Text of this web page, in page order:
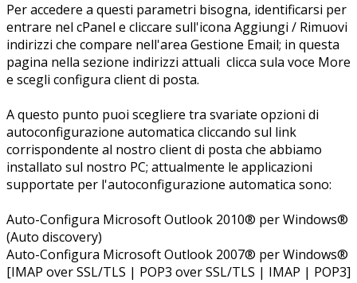
Per accedere a questi parametri bisogna, identificarsi per
entrare nel cPanel e cliccare sull'icona Aggiungi / Rimuovi
indirizzi che compare nell'area Gestione Email; in questa
pagina nella sezione indirizzi attuali clicca sula voce More
e scegli configura client di posta.
A questo punto puoi scegliere tra svariate opzioni di
autoconfigurazione automatica cliccando sul link
corrispondente al nostro client di posta che abbiamo
installato sul nostro PC; attualmente le applicazioni
supportate per l'autoconfigurazione automatica sono:
Auto-Configura Microsoft Outlook 2010® per Windows®
(Auto discovery)
Auto-Configura Microsoft Outlook 2007® per Windows®
[IMAP over SSL/TLS | POP3 over SSL/TLS | IMAP | POP3]